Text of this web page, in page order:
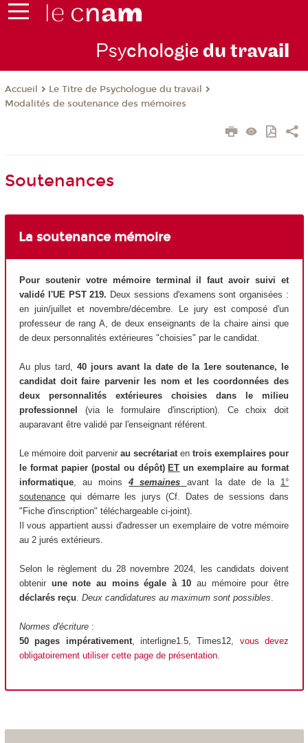
Psychologie du travail
Accueil
Le Titre de Psychologue du travail
Modalités de soutenance des mémoires
Soutenances
La soutenance mémoire
Pour soutenir votre mémoire terminal il faut avoir suivi et
validé l'UE PST 219. Deux sessions d'examens sont organisées :
en juin/juillet et novembre/décembre. Le jury est composé d'un
professeur de rang A, de deux enseignants de la chaire ainsi que
de deux personnalités extérieures "choisies" par le candidat.
Au plus tard, 40 jours avant la date de la 1ere soutenance, le
candidat doit faire parvenir les nom et les coordonnées des
deux personnalités extérieures choisies dans le milieu
professionnel (via le formulaire d'inscription). Ce choix doit
auparavant être validé par l'enseignant référent.
Le mémoire doit parvenir au secrétariat en trois exemplaires pour
le format papier (postal ou dépôt) ET un exemplaire au format
informatique , au moins 4 semaines avant la date de la 1°
soutenance qui démarre les jurys (Cf. Dates de sessions dans
"Fiche d'inscription" téléchargeable ci-joint).
Il vous appartient aussi d'adresser un exemplaire de votre mémoire
au 2 jurés extérieurs.
Selon le règlement du 28 novembre 2024, les candidats doivent
obtenir une note au moins égale à 10 au mémoire pour être
déclarés reçu Deux candidatures au maximum sont possibles
Normes d'écriture :
50 pages impérativement, interligne1.5, Times12, vous devez
obligatoirement utiliser cette page de présentation